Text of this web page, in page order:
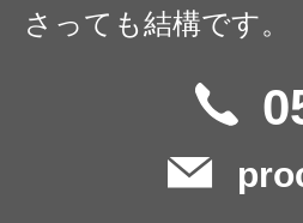
さっても結構です。